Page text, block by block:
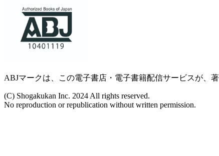
ABJマークは、この電子書店・電子書籍配信サービスが、
(C) Shogakukan Inc. 2024 All rights reserved.
No reproduction or republication without written permission.